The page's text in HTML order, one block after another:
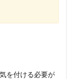
を付ける必要が